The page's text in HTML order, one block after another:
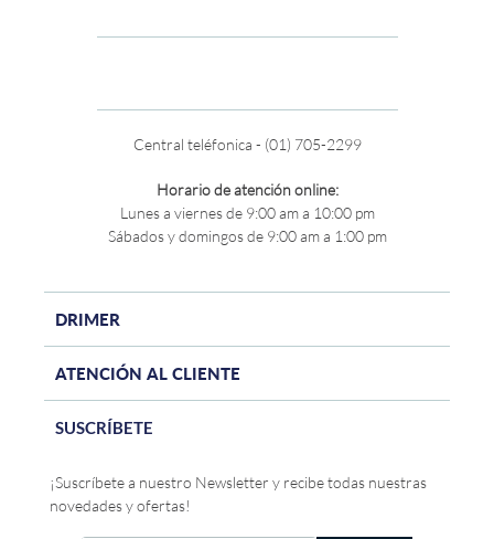
Central teléfonica - (01) 705-2299
Horario de atención online:
Lunes a viernes de 9:00 am a 10:00 pm
Sábados y domingos de 9:00 am a 1:00 pm
DRIMER
ATENCIÓN AL CLIENTE
SUSCRÍBETE
¡Suscríbete a nuestro Newsletter y recibe todas nuestras
novedades y ofertas!